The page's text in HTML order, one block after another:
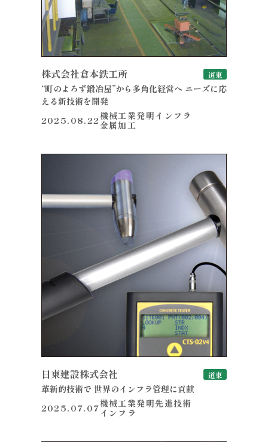
株式会社倉本鉄工所 道東
“町のよろず鍛冶屋”から多角化経営へ ニーズに応
える新技術を開発
2025.08.22 機械工業発明 インフラ
金属加工
日東建設株式会社 道東
革新的技術で 世界のインフラ管理に貢献
2025.07.07機械工業発明先進技術
インフラ